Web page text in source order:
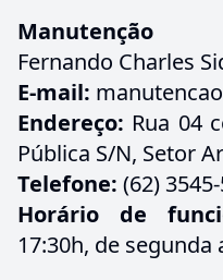
Manutenção
Fernando Charles
E-mail:
Endereço: Rua 04
Pública S/N, Setor
Telefone: (62)
Horário de
17:30h, de segunda